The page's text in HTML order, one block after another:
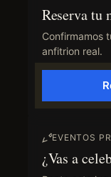
Reserva tu
Confirmamos
anfitrion real.
EVENTOS
¿Vas a